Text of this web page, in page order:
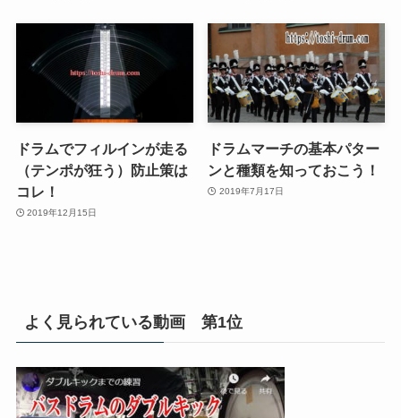
ドラムでフィルインが走る
（テンポが狂う）防止策は
コレ！
2019年12月15日
ドラムマーチの基本パター
ンと種類を知っておこう！
2019年7月17日
よく見られている動画 第1位